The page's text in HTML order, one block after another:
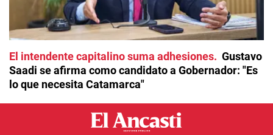
El intendente capitalino suma adhesiones
Gustavo
Saadi se afirma como candidato a Gobernador: "Es
lo que necesita Catamarca"